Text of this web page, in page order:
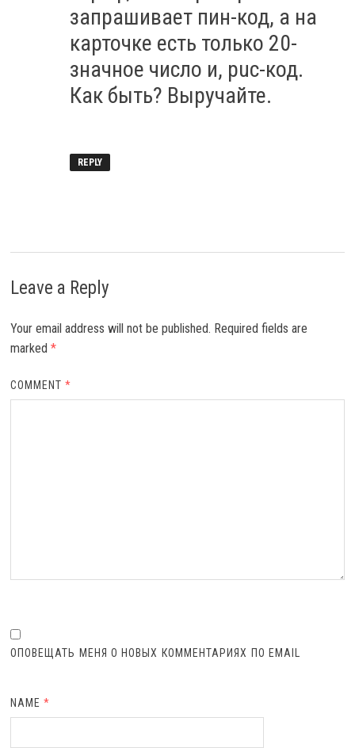
запрашивает пин-код, а на
карточке есть только 20-
значное число и, puc-код.
Как быть? Выручайте.
REPLY
Leave a Reply
Your email address will not be published. Required fields are
marked *
COMMENT*
ОПОВЕЩАТЬ МЕНЯ О НОВЫХ КОММЕНТАРИЯХ ПО EMAIL
NAME*